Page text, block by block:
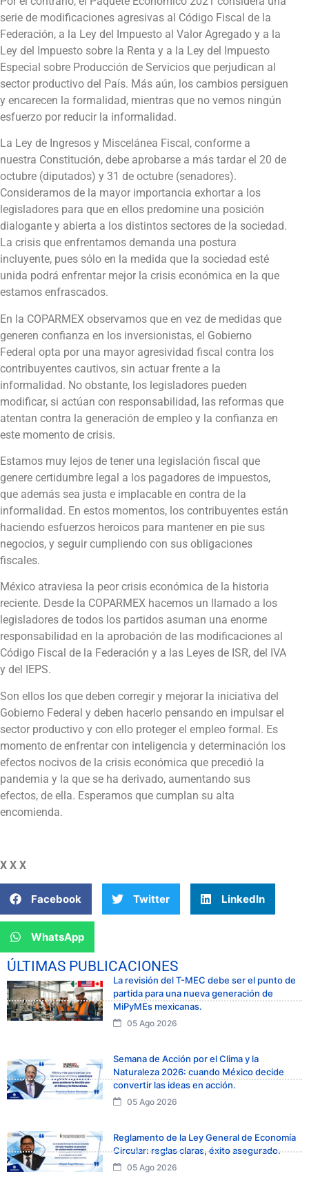
serie de modificaciones agresivas al Código Fiscal de la
Federación, a la Ley del Impuesto al Valor Agregado y a la
Ley del Impuesto sobre la Renta y a la Ley del Impuesto
Especial sobre Producción de Servicios que perjudican al
sector productivo del País. Más aún, los cambios persiguen
y encarecen la formalidad, mientras que no vemos ningún
esfuerzo por reducir la informalidad.
La Ley de Ingresos y Miscelánea Fiscal, conforme a
nuestra Constitución, debe aprobarse a más tardar el 20 de
octubre (diputados) y 31 de octubre (senadores).
Consideramos de la mayor importancia exhortar a los
legisladores para que en ellos predomine una posición
dialogante y abierta a los distintos sectores de la sociedad.
La crisis que enfrentamos demanda una postura
incluyente, pues sólo en la medida que la sociedad esté
unida podrá enfrentar mejor la crisis económica en la que
estamos enfrascados.
En la COPARMEX observamos que en vez de medidas que
generen confianza en los inversionistas, el Gobierno
Federal opta por una mayor agresividad fiscal contra los
contribuyentes cautivos, sin actuar frente a la
informalidad. No obstante, los legisladores pueden
modificar, si actúan con responsabilidad, las reformas que
atentan contra la generación de empleo y la confianza en
este momento de crisis.
Estamos muy lejos de tener una legislación fiscal que
genere certidumbre legal a los pagadores de impuestos,
que además sea justa e implacable en contra de la
informalidad. En estos momentos, los contribuyentes están
haciendo esfuerzos heroicos para mantener en pie sus
negocios, y seguir cumpliendo con sus obligaciones
fiscales.
México atraviesa la peor crisis económica de la historia
reciente. Desde la COPARMEX hacemos un llamado a los
legisladores de todos los partidos asuman una enorme
responsabilidad en la aprobación de las modificaciones al
Código Fiscal de la Federación y a las Leyes de ISR, del IVA
y del IEPS.
Son ellos los que deben corregir y mejorar la iniciativa del
Gobierno Federal y deben hacerlo pensando en impulsar el
sector productivo y con ello proteger el empleo formal. Es
momento de enfrentar con inteligencia y determinación los
efectos nocivos de la crisis económica que precedió la
pandemia y la que se ha derivado, aumentando sus
efectos, de ella. Esperamos que cumplan su alta
encomienda.
X X X
Facebook Twitter LinkedIn
WhatsApp
ÚLTIMAS PUBLICACIONES
La revisión del T-MEC debe ser el punto de
partida para una nueva generación de
MiPyMEs mexicanas.
05 Ago 2026
Semana de Acción por el Clima y la
Naturaleza 2026: cuando México decide
convertir las ideas en acción.
05 Ago 2026
Reglamento de la Ley General de Economía
Circular: reglas claras, éxito asegurado.
05 Ago 2026